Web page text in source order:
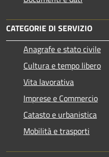
CATEGORIE DI SERVIZIO
Anagrafe e stato civile
Cultura e tempo libero
Vita lavorativa
Imprese e Commercio
Catasto e urbanistica
Mobilità e trasporti